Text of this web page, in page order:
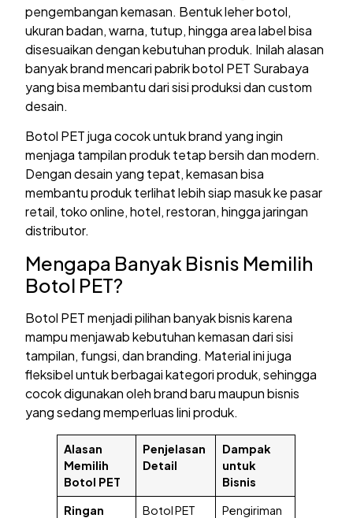
pengembangan kemasan. Bentuk leher botol,
ukuran badan, warna, tutup, hingga area label bisa
disesuaikan dengan kebutuhan produk. Inilah alasan
banyak brand mencari pabrik botol PET Surabaya
yang bisa membantu dari sisi produksi dan custom
desain.
Botol PET juga cocok untuk brand yang ingin
menjaga tampilan produk tetap bersih dan modern.
Dengan desain yang tepat, kemasan bisa
membantu produk terlihat lebih siap masuk ke pasar
retail, toko online, hotel, restoran, hingga jaringan
distributor.
Mengapa Banyak Bisnis Memilih
Botol PET?
Botol PET menjadi pilihan banyak bisnis karena
mampu menjawab kebutuhan kemasan dari sisi
tampilan, fungsi, dan branding. Material ini juga
fleksibel untuk berbagai kategori produk, sehingga
cocok digunakan oleh brand baru maupun bisnis
yang sedang memperluas lini produk.
Alasan
Memilih
Botol PET
Penjelasan
Detail
Dampak
untuk
Bisnis
Ringan
Botol PET
Pengiriman